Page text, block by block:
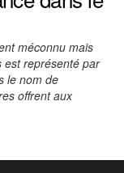
méconnu mais
est représenté par
le nom de
offrent aux